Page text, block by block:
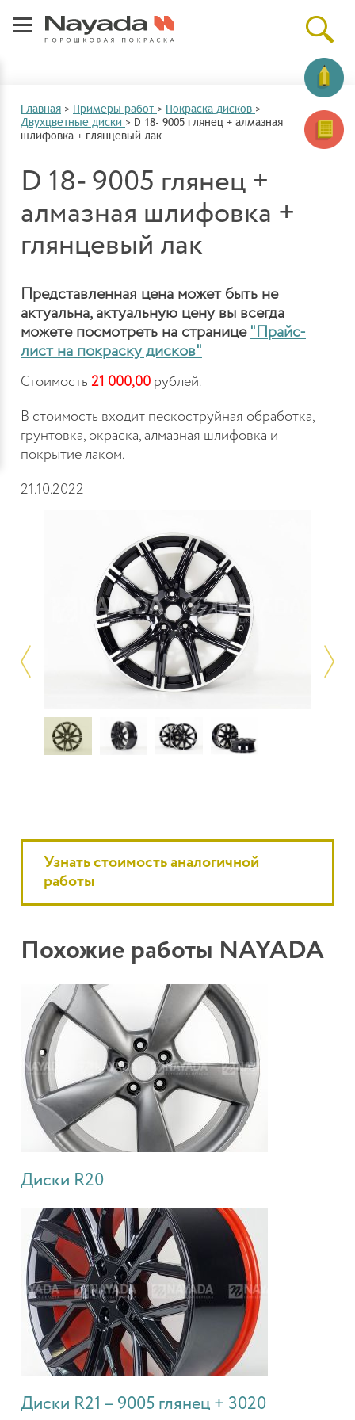
Главная > Примеры работ > Покраска дисков >
Двухцветные диски > D 18- 9005 глянец + алмазная
шлифовка + глянцевый лак
D 18- 9005 глянец +
алмазная шлифовка +
глянцевый лак
Представленная цена может быть не
актуальна, актуальную цену вы всегда
можете посмотреть на странице "Прайс-
лист на покраску дисков"
Стоимость 21 000,00 рублей.
В стоимость входит пескоструйная обработка,
грунтовка, окраска, алмазная шлифовка и
покрытие лаком.
21.10.2022
Узнать стоимость аналогичной
работы
Похожие работы NAYADA
Диски R20
Диски R21 – 9005 глянец + 3020